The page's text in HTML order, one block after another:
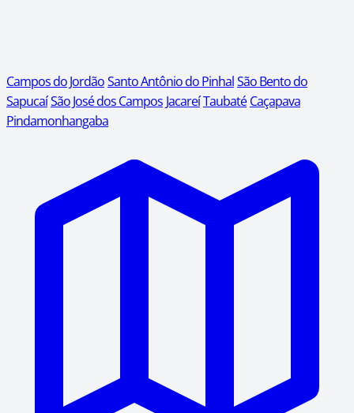
Campos do JordãoSanto Antônio do PinhalSão Bento do
SapucaíSão José dos Campos JacareíTaubaté Caçapava
Pindamonhangaba